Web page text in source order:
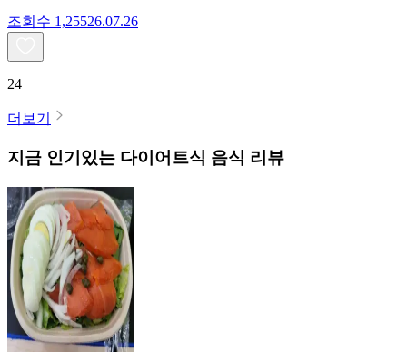
조회수 1,25526.07.26
24
더보기
지금 인기있는 다이어트식 음식 리뷰